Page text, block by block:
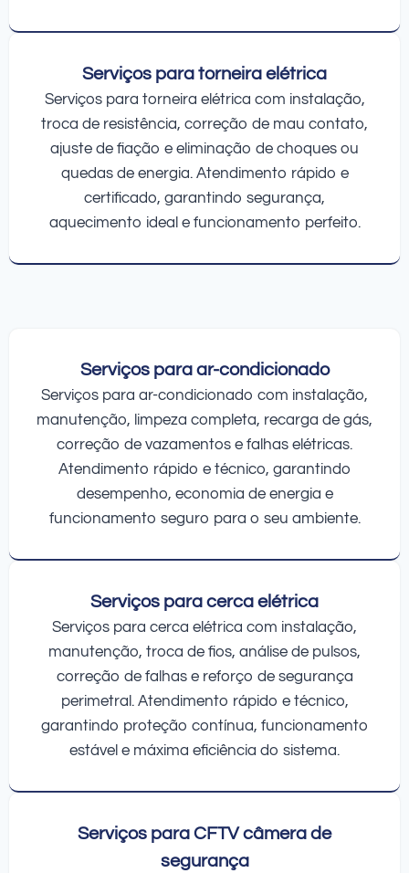
Serviços para torneira elétrica
Serviços para torneira elétrica com instalação,
troca de resistência, correção de mau contato,
ajuste de fiação e eliminação de choques ou
quedas de energia. Atendimento rápido e
certificado, garantindo segurança,
aquecimento ideal e funcionamento perfeito.
Serviços para ar-condicionado
Serviços para ar-condicionado com instalação,
manutenção, limpeza completa, recarga de gás,
correção de vazamentos e falhas elétricas.
Atendimento rápido e técnico, garantindo
desempenho, economia de energia e
funcionamento seguro para o seu ambiente.
Serviços para cerca elétrica
Serviços para cerca elétrica com instalação,
manutenção, troca de fios, análise de pulsos,
correção de falhas e reforço de segurança
perimetral. Atendimento rápido e técnico,
garantindo proteção contínua, funcionamento
estável e máxima eficiência do sistema.
Serviços para CFTV câmera de
segurança